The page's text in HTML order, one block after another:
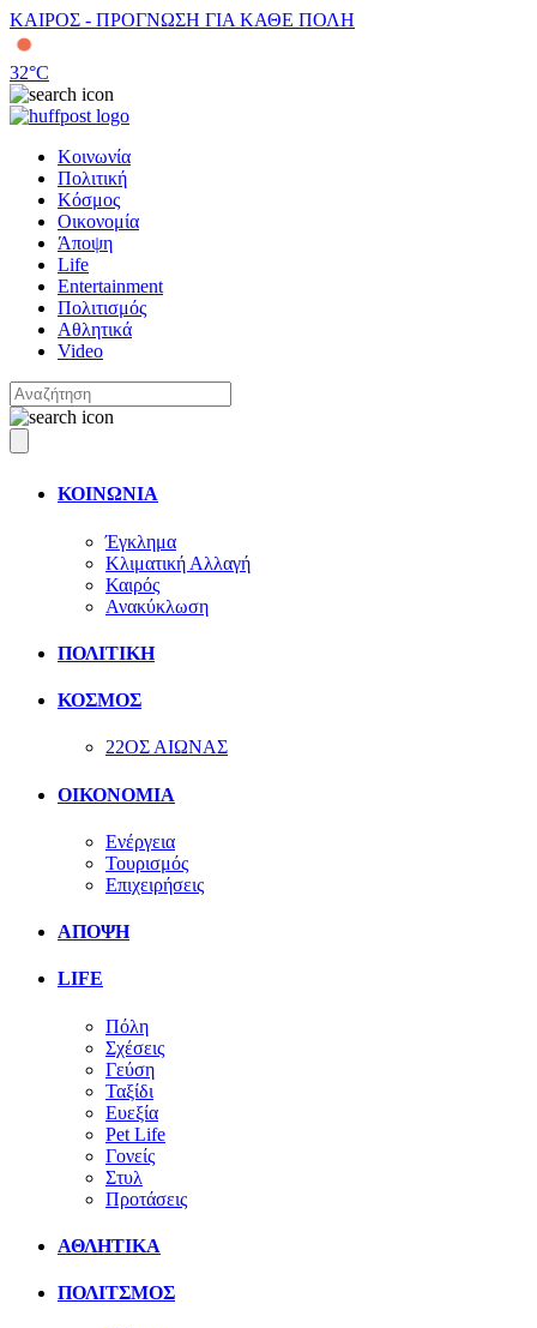
ΚΑΙΡΟΣ - ΠΡΟΓΝΩΣΗ ΓΙΑ ΚΑΘΕ ΠΟΛΗ
32°C
Κοινωνία
Πολιτική
Κόσμος
Οικονομία
Άποψη
Life
Entertainment
Πολιτισμός
Αθλητικά
Video
ΚΟΙΝΩΝΙΑ
Έγκλημα
Κλιματική Αλλαγή
Καιρός
Ανακύκλωση
ΠΟΛΙΤΙΚΗ
ΚΟΣΜΟΣ
22ΟΣ ΑΙΩΝΑΣ
ΟΙΚΟΝΟΜΙΑ
Ενέργεια
Τουρισμός
Επιχειρήσεις
ΑΠΟΨΗ
LIFE
Πόλη
Σχέσεις
Γεύση
Ταξίδι
Ευεξία
Pet Life
Γονείς
Στυλ
Προτάσεις
ΑΘΛΗΤΙΚΑ
ΠΟΛΙΤΣΜΟΣ